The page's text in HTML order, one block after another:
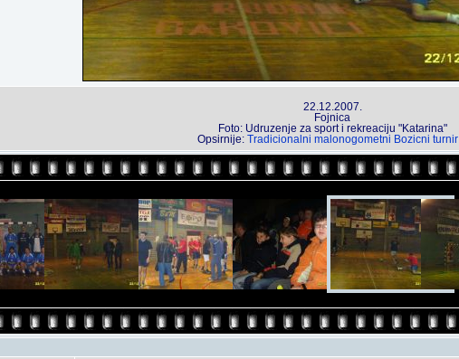
22.12.2007.
Fojnica
Foto: Udruzenje za sport i rekreaciju "Katarina"
Opsirnije: Tradicionalni malonogometni Bozicni turnir